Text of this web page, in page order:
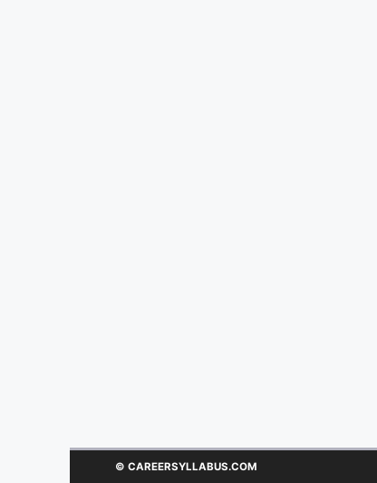
© CAREERSYLLABUS.COM